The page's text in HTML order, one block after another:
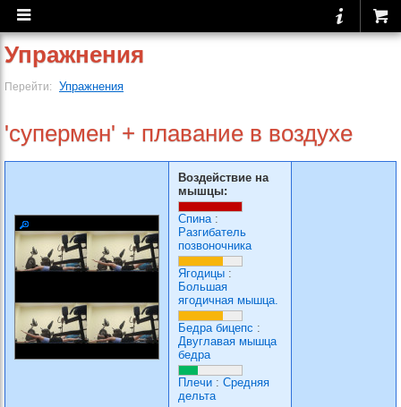
Упражнения
Перейти: Упражнения
'супермен' + плавание в воздухе
Воздействие на
мышцы:
Спина:
Разгибатель
позвоночника
Ягодицы :
Большая
ягодичная мышца.
Бедра бицепс :
Двуглавая мышца
бедра
Плечи : Средняя
дельта